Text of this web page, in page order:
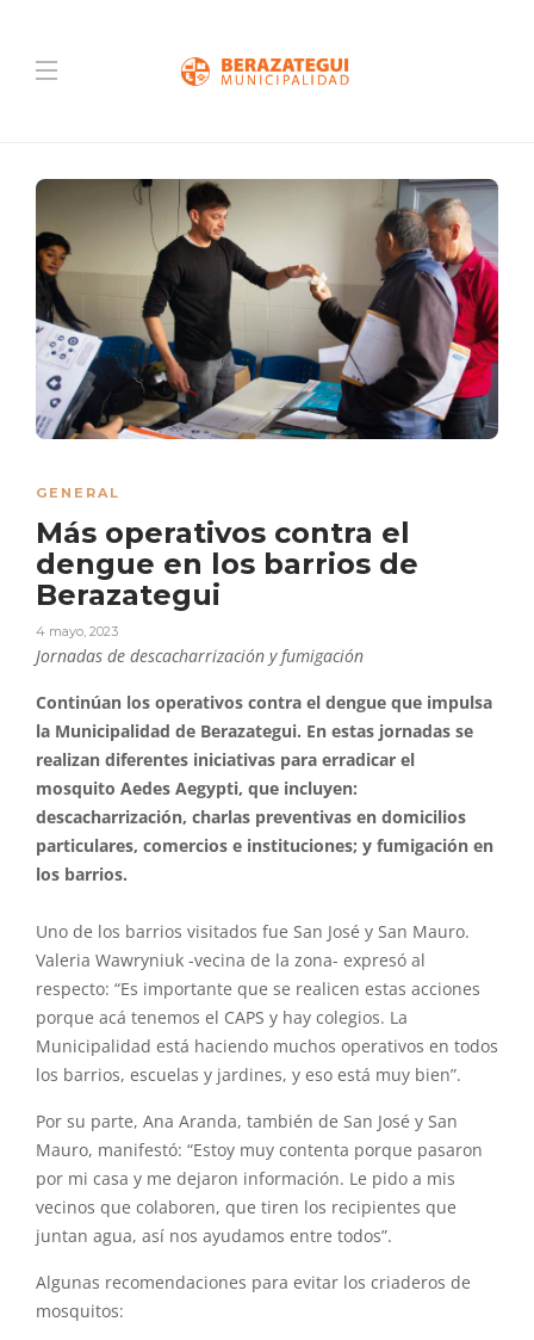
GENERAL
Más operativos contra el
dengue en los barrios de
Berazategui
4 mayo, 2023
Jornadas de descacharrización y fumigación
Continúan los operativos contra el dengue que impulsa
la Municipalidad de Berazategui. En estas jornadas se
realizan diferentes iniciativas para erradicar el
mosquito Aedes Aegypti, que incluyen:
descacharrización, charlas preventivas en domicilios
particulares, comercios e instituciones; y fumigación en
los barrios.
Uno de los barrios visitados fue San José y San Mauro.
Valeria Wawryniuk -vecina de la zona- expresó al
respecto: “Es importante que se realicen estas acciones
porque acá tenemos el CAPS y hay colegios. La
Municipalidad está haciendo muchos operativos en todos
los barrios, escuelas y jardines, y eso está muy bien”.
Por su parte, Ana Aranda, también de San José y San
Mauro, manifestó: “Estoy muy contenta porque pasaron
por mi casa y me dejaron información. Le pido a mis
vecinos que colaboren, que tiren los recipientes que
juntan agua, así nos ayudamos entre todos”.
Algunas recomendaciones para evitar los criaderos de
mosquitos: